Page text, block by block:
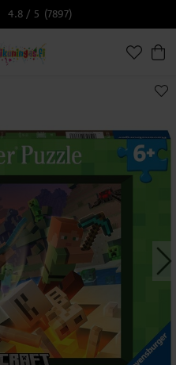
4.8 / 5 (7897)